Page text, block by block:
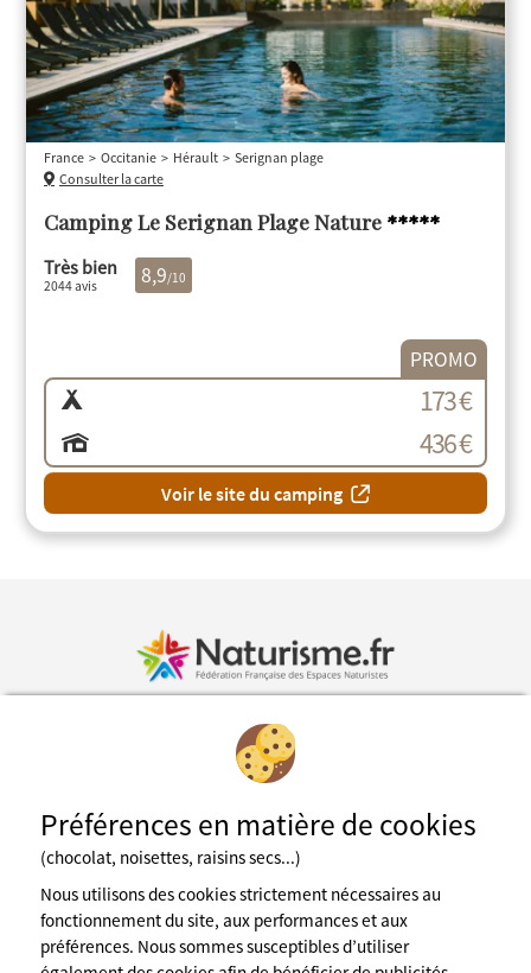
Camping Le Serignan Plage Nature *****
France Occitanie Hérault
Serignan plage
Consulter la carte
Très bien
2044 avis 8,9/10
PROMO
173 €
436 €
Voir le site du camping
Inscription à la newsletter
Fédération des espaces naturistes
Mentions légales
CGU du site
Cookies
Charte de confidentialité
Espace presse
Préférences en matière de cookies
(chocolat, noisettes, raisins secs...)
Nous utilisons des cookies strictement nécessaires au
fonctionnement du site, aux performances et aux
préférences. Nous sommes susceptibles d’utiliser